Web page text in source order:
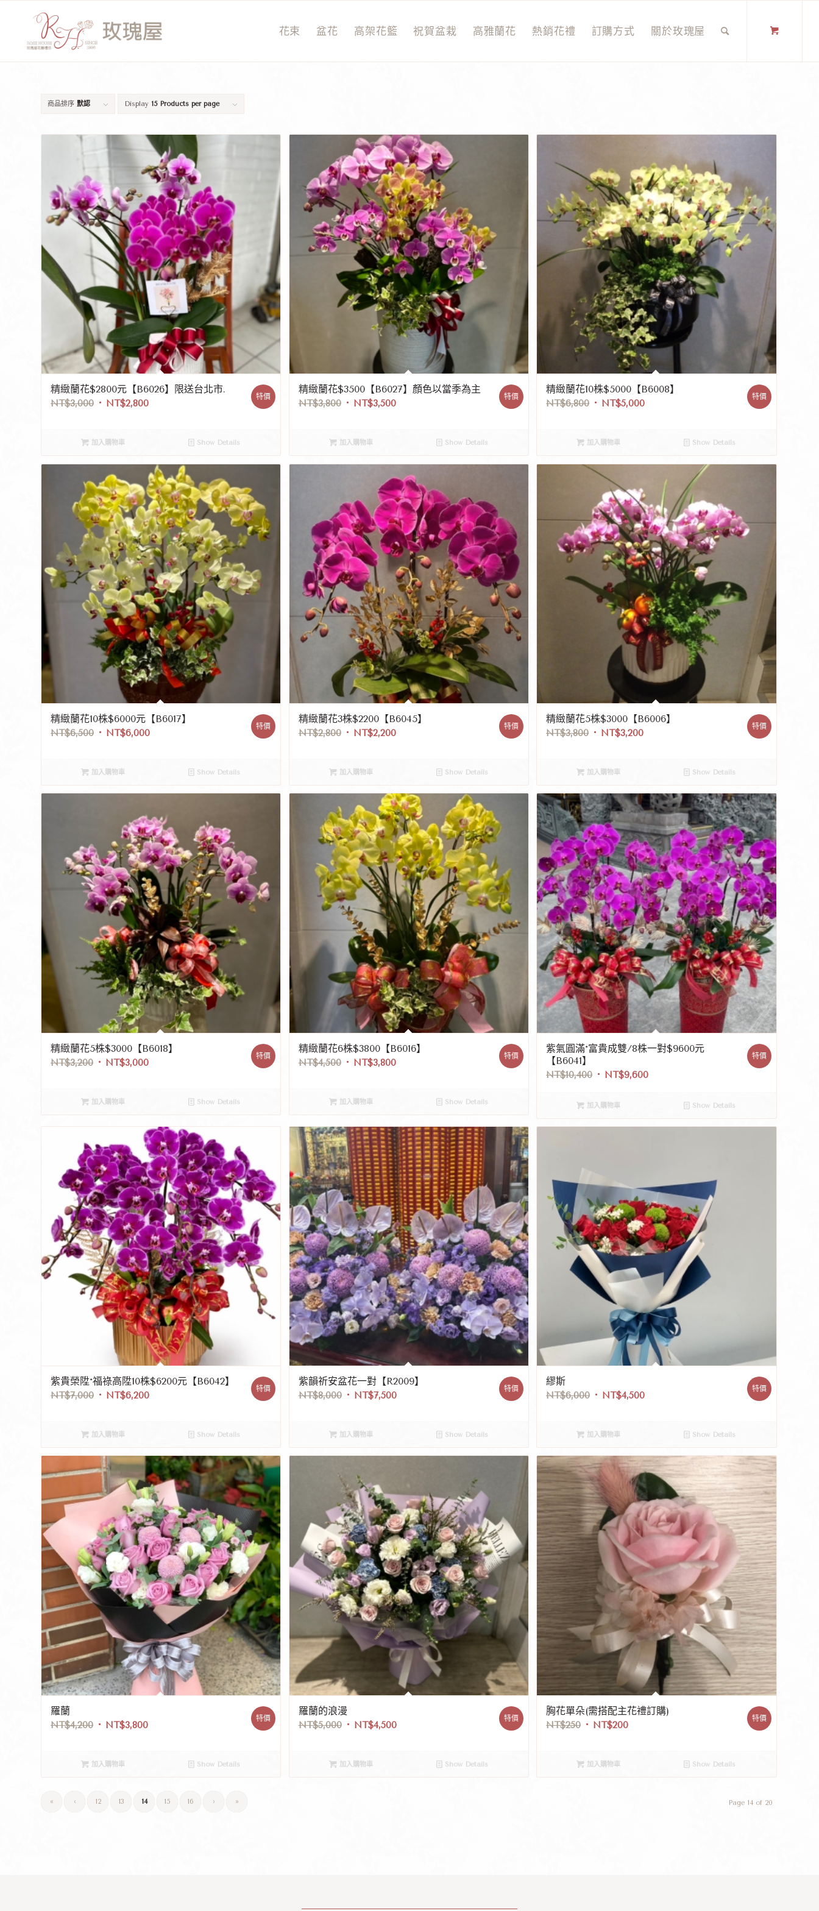
花束 盆花 高架花籃 祝賀盆栽 高雅蘭花 熱銷花禮 訂購方式 關於玫瑰屋
商品排序 默認 Display 15 Products per page
精緻蘭花$2800元【B6026】限送台北市.
NT$3,000 NT$2,800
特價
加入購物車 Show Details
精緻蘭花$3500【B6027】顏色以當季為主
NT$3,800 NT$3,500
特價
加入購物車 Show Details
精緻蘭花10株$5000【B6008】
NT$6,800 NT$5,000
特價
加入購物車 Show Details
精緻蘭花10株$6000元【B6017】
NT$6,500 NT$6,000
特價
加入購物車 Show Details
精緻蘭花3株$2200【B6045】
NT$2,800 NT$2,200
特價
加入購物車 Show Details
精緻蘭花5株$3000【B6006】
NT$3,800 NT$3,200
特價
加入購物車 Show Details
精緻蘭花5株$3000【B6018】
NT$3,200 NT$3,000
特價
加入購物車 Show Details
精緻蘭花6株$3800【B6016】
NT$4,500 NT$3,800
特價
加入購物車 Show Details
紫氣圓滿*富貴成雙/8株一對$9600元
【B6041】
NT$10,400 NT$9,600
特價
加入購物車 Show Details
紫貴榮陞*福祿高陞10株$6200元【B6042】
NT$7,000 NT$6,200
特價
加入購物車 Show Details
紫韻祈安盆花一對【R2009】
NT$8,000 NT$7,500
特價
加入購物車 Show Details
繆斯
NT$6,000 NT$4,500
特價
加入購物車 Show Details
羅蘭
NT$4,200 NT$3,800
特價
加入購物車 Show Details
羅蘭的浪漫
NT$5,000 NT$4,500
特價
加入購物車 Show Details
胸花單朵(需搭配主花禮訂購)
NT$250 NT$200
特價
加入購物車 Show Details
Page 14 of 20
« ‹ 12 13 14 15 16 › »